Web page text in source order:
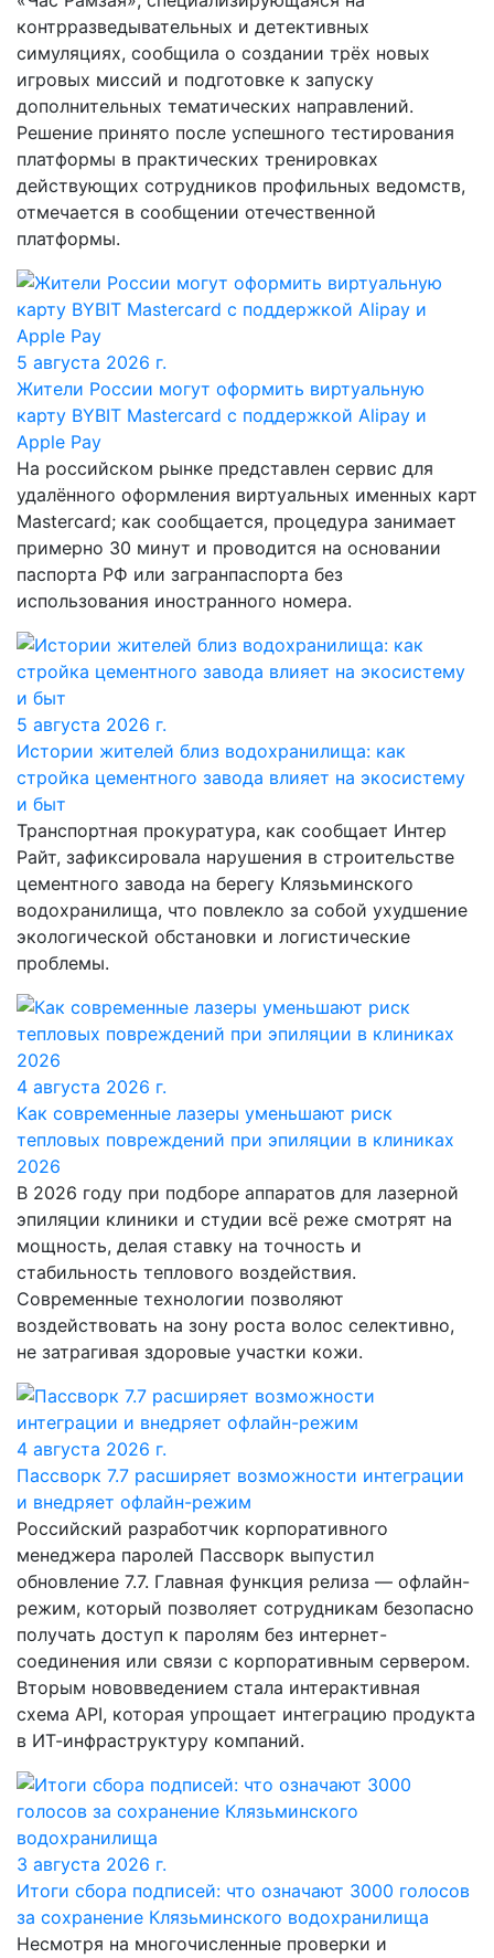
контрразведывательных и детективных
симуляциях, сообщила о создании трёх новых
игровых миссий и подготовке к запуску
дополнительных тематических направлений.
Решение принято после успешного тестирования
платформы в практических тренировках
действующих сотрудников профильных ведомств,
отмечается в сообщении отечественной
платформы.
5 августа 2026 г.
Жители России могут оформить виртуальную
карту BYBIT Mastercard с поддержкой Alipay и
Apple Pay
На российском рынке представлен сервис для
удалённого оформления виртуальных именных карт
Mastercard; как сообщается, процедура занимает
примерно 30 минут и проводится на основании
паспорта РФ или загранпаспорта без
использования иностранного номера.
5 августа 2026 г.
Истории жителей близ водохранилища: как
стройка цементного завода влияет на экосистему
и быт
Транспортная прокуратура, как сообщает Интер
Райт, зафиксировала нарушения в строительстве
цементного завода на берегу Клязьминского
водохранилища, что повлекло за собой ухудшение
экологической обстановки и логистические
проблемы.
4 августа 2026 г.
Как современные лазеры уменьшают риск
тепловых повреждений при эпиляции в клиниках
2026
В 2026 году при подборе аппаратов для лазерной
эпиляции клиники и студии всё реже смотрят на
мощность, делая ставку на точность и
стабильность теплового воздействия.
Современные технологии позволяют
воздействовать на зону роста волос селективно,
не затрагивая здоровые участки кожи.
4 августа 2026 г.
Пассворк 7.7 расширяет возможности интеграции
и внедряет офлайн-режим
Российский разработчик корпоративного
менеджера паролей Пассворк выпустил
обновление 7.7. Главная функция релиза — офлайн-
режим, который позволяет сотрудникам безопасно
получать доступ к паролям без интернет-
соединения или связи с корпоративным сервером.
Вторым нововведением стала интерактивная
схема API, которая упрощает интеграцию продукта
в ИТ-инфраструктуру компаний.
3 августа 2026 г.
Итоги сбора подписей: что означают 3000 голосов
за сохранение Клязьминского водохранилища
Несмотря на многочисленные проверки и